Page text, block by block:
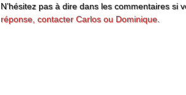
N’hésitez pas à dire dans les commentaires si
réponse, contacter Carlos ou Dominique.